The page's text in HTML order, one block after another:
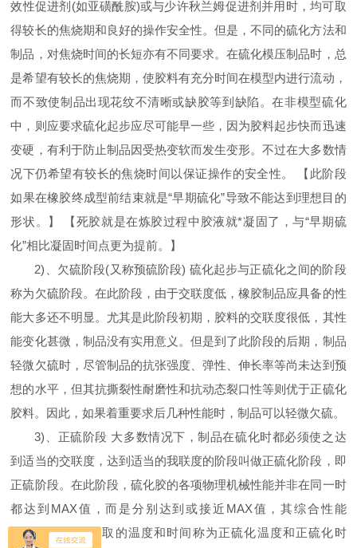
效性促进剂(如亚磺酰胺)或与少许秋兰姆促进剂并用时，均可取
得较长的焦烧期和良好的操作安全性。但是，不同的硫化方法和
制品，对焦烧时间的长短亦有不同要求。在硫化模压制品时，总
是希望有较长的焦烧期，使胶料有充分时间在模型内进行流动，
而不致使制品出现花纹不清晰或缺胶等到缺陷。在非模型硫化
中，则应要求硫化起步应尽可能早一些，因为胶料起步快而迅速
变硬，有利于防止制品因受热变软而发生变形。不过在大多数情
况下仍希望有较长的焦烧时间以保证操作的安全性。 【此阶段
如果在橡胶终成型前结束就是“早期硫化”导致不能达到理想目的
形状。】 【死胶就是在炼胶过程中胶液就*凝固了，与“早期硫
化”相比凝固时间点更为提前。】
2)、欠硫阶段(又称预硫阶段) 硫化起步与正硫化之间的阶段
称为欠硫阶段。在此阶段，由于交联度低，橡胶制品应具备的性
能大多还不明显。尤其是此阶段初期，胶料的交联度很低，其性
能变化甚微，制品没有实用意义。但是到了此阶段的后期，制品
轻微欠硫时，尽管制品的抗张强度、弹性、伸长率等尚未达到预
想的水平，但其抗撕裂性耐磨性和抗动态裂口性等则优于正硫化
胶料。因此，如果着重要求后几种性能时，制品可以轻微欠硫。
3)、正硫阶段 大多数情况下，制品在硫化时都必须使之达
到适当的交联度，达到适当的我联度的阶段叫做正硫化阶段，即
正硫阶段。在此阶段，硫化胶的各项物理机械性能并非在同一时
都达到MAX值，而是分别达到或接近 MAX值，其综合性能
MAX 。此阶段所取的温度和时间称为正硫化温度和正硫化时